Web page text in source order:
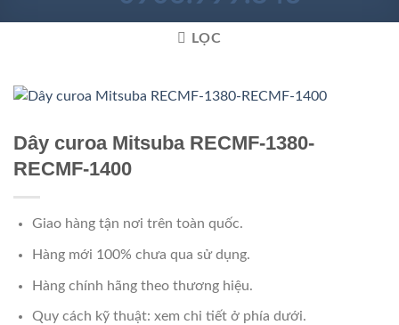
LỌC
Dây curoa Mitsuba RECMF-1380-
RECMF-1400
Giao hàng tận nơi trên toàn quốc.
Hàng mới 100% chưa qua sử dụng.
Hàng chính hãng theo thương hiệu.
Quy cách kỹ thuật: xem chi tiết ở phía dưới.